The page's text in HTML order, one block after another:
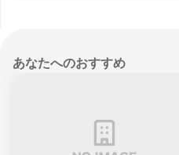
あなたへのおすすめ